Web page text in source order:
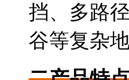
挡、多路
谷等复杂